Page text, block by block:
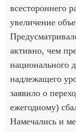
всестороннего
увеличение
активно, чем
национального
надлежащего
заявило о
ежегодному)
Намечались и